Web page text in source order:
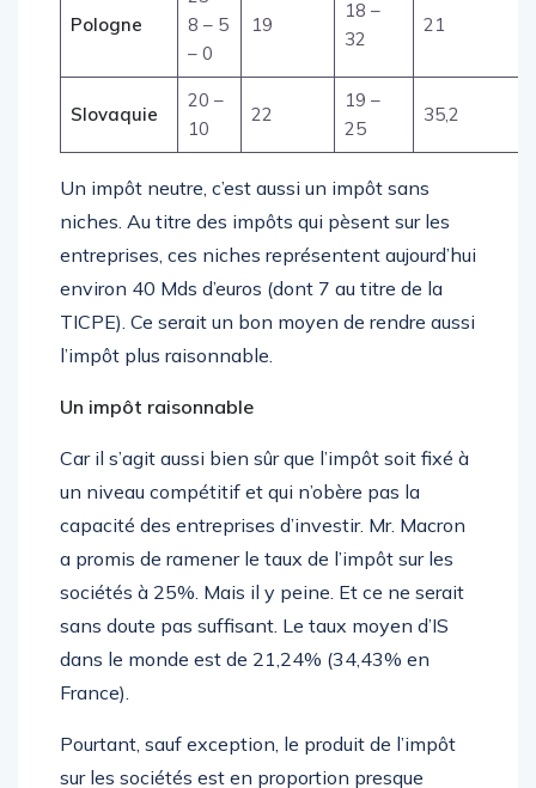
23 –
8 – 5
– 0
18 –
20 –
10
19 –
25
Un impôt neutre, c’est aussi un impôt sans
niches. Au titre des impôts qui pèsent sur les
entreprises, ces niches représentent aujourd’hui
environ 40 Mds d’euros (dont 7 au titre de la
TICPE). Ce serait un bon moyen de rendre aussi
Car il s’agit aussi bien sûr que l’impôt soit fixé à
un niveau compétitif et qui n’obère pas la
capacité des entreprises d’investir. Mr. Macron
a promis de ramener le taux de l’impôt sur les
sociétés à 25%. Mais il y peine. Et ce ne serait
sans doute pas suffisant. Le taux moyen d’IS
dans le monde est de 21,24% (34,43% en
Pourtant, sauf exception, le produit de l’impôt